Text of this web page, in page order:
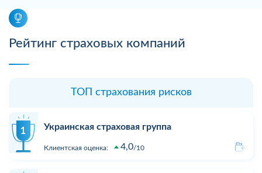
Рейтинг страховых компаний
ТОП страхования рисков
Украинская страховая группа
Клиентская оценка: 4,0 10